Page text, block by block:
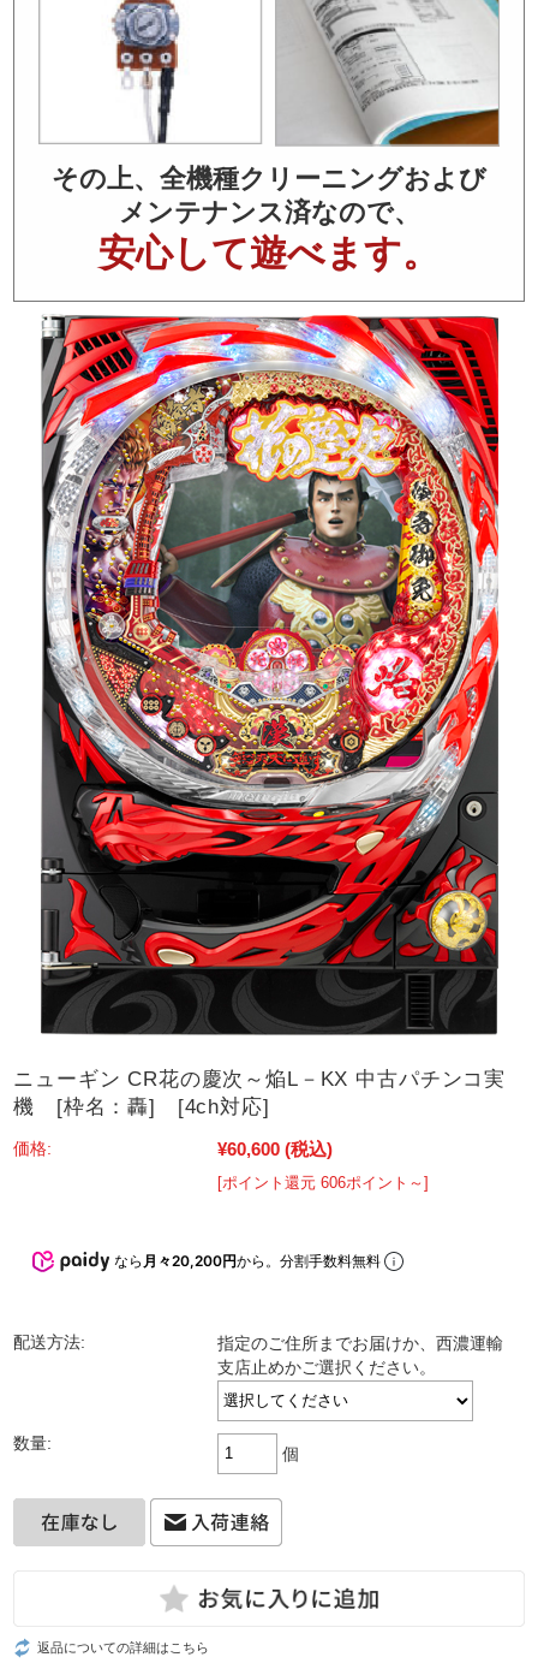
その上、全機種クリーニングおよび
メンテナンス済なので、
安心して遊べます。
ニューギン CR花の慶次～焔L－KX 中古パチンコ実
機 [枠名：轟] [4ch対応]
価格: ¥60,600 (税込)
[ポイント還元 606ポイント～]
なら 月々20,200円から。分割手数料無料
配送方法:
指定のご住所までお届けか、西濃運輸
支店止めかご選択ください。
数量:
個
返品についての詳細はこちら